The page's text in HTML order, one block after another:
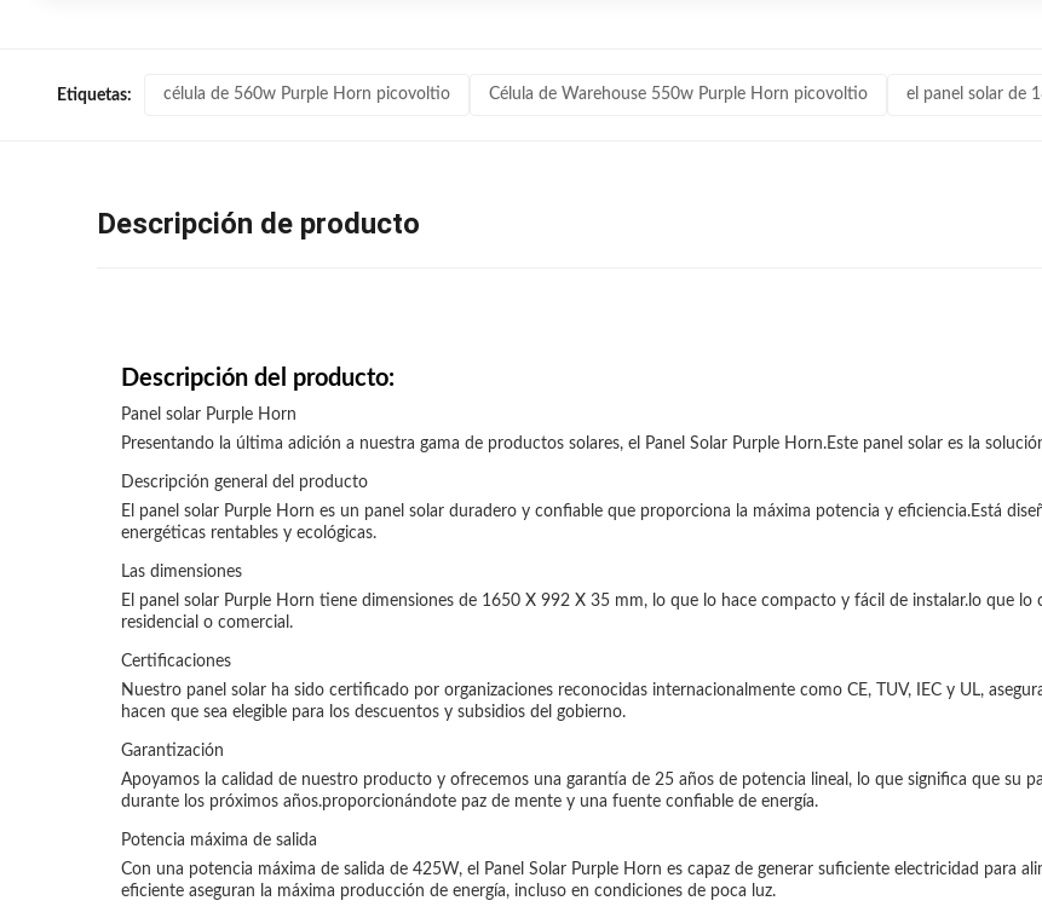
Etiquetas: célula de 560w Purple Horn picovoltio Célula de Warehouse 550w Purple Horn picovoltio el panel solar de
Descripción de producto
Descripción del producto:
Panel solar Purple Horn
Presentando la última adición a nuestra gama de productos solares, el Panel Solar Purple Horn.Este panel solar es la
Descripción general del producto
El panel solar Purple Horn es un panel solar duradero y confiable que proporciona la máxima potencia y eficiencia.Está
energéticas rentables y ecológicas.
Las dimensiones
El panel solar Purple Horn tiene dimensiones de 1650 X 992 X 35 mm, lo que lo hace compacto y fácil de instalar.lo que
residencial o comercial.
Certificaciones
Nuestro panel solar ha sido certificado por organizaciones reconocidas internacionalmente como CE, TUV, IEC y UL,
hacen que sea elegible para los descuentos y subsidios del gobierno.
Garantización
Apoyamos la calidad de nuestro producto y ofrecemos una garantía de 25 años de potencia lineal, lo que significa que su
durante los próximos años.proporcionándote paz de mente y una fuente confiable de energía.
Potencia máxima de salida
Con una potencia máxima de salida de 425W, el Panel Solar Purple Horn es capaz de generar suficiente electricidad para
eficiente aseguran la máxima producción de energía, incluso en condiciones de poca luz.